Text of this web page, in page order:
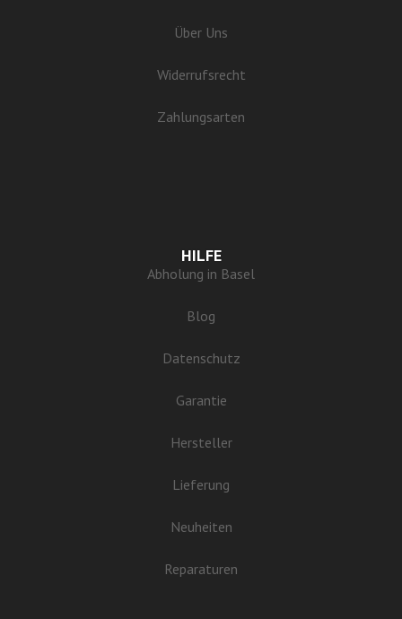
Über Uns
Widerrufsrecht
Zahlungsarten
HILFE
Abholung in Basel
Blog
Datenschutz
Garantie
Hersteller
Lieferung
Neuheiten
Reparaturen